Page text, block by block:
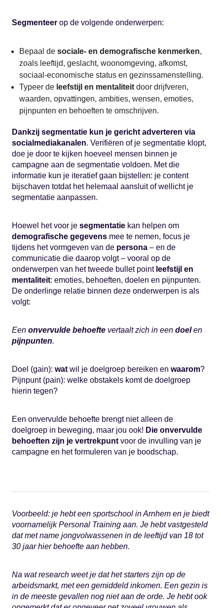
Segmenteer op de volgende onderwerpen:
Bepaal de sociale- en demografische kenmerken,
zoals leeftijd, geslacht, woonomgeving, afkomst,
sociaal-economische status en gezinssamenstelling.
Typeer de leefstijl en mentaliteit door drijfveren,
waarden, opvattingen, ambities, wensen, emoties,
pijnpunten en behoeften te omschrijven.
Dankzij segmentatie kun je gericht adverteren via
socialmediakanalen. Verifiëren of je segmentatie klopt,
doe je door te kijken hoeveel mensen binnen je
campagne aan de segmentatie voldoen. Met die
informatie kun je iteratief gaan bijstellen: je content
bijschaven totdat het helemaal aansluit of wellicht je
segmentatie aanpassen.
Hoewel het voor je segmentatie kan helpen om
demografische gegevens mee te nemen, focus je
tijdens het vormgeven van de persona – en de
communicatie die daarop volgt – vooral op de
onderwerpen van het tweede bullet point leefstijl en
mentaliteit: emoties, behoeften, doelen en pijnpunten.
De onderlinge relatie binnen deze onderwerpen is als
volgt:
Een onvervulde behoefte vertaalt zich in een doelen
pijnpunten.
Doel (gain): wat wil je doelgroep bereiken en waarom?
Pijnpunt (pain): welke obstakels komt de doelgroep
hierin tegen?
Een onvervulde behoefte brengt niet alleen de
doelgroep in beweging, maar jou ook! Die onvervulde
behoeften zijn je vertrekpunt voor de invulling van je
campagne en het formuleren van je boodschap.
Voorbeeld: je hebt een sportschool in Arnhem en je biedt
voornamelijk Personal Training aan. Je hebt vastgesteld
dat met name jongvolwassenen in de leeftijd van 18 tot
30 jaar hier behoefte aan hebben.
Na wat research weet je dat het starters zijn op de
arbeidsmarkt, met een gemiddeld inkomen. Een gezin is
in de meeste gevallen nog niet aan de orde. Je hebt ook